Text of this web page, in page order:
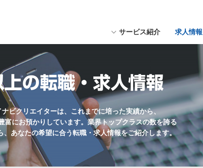
サービス紹介 求人情報
の転職・求人情報
ビクリエイターは、これまでに培った実績から、
富にお預かりしています。業界トップクラスの数を誇る
あなたの希望に合う転職・求人情報をご紹介します。
Webマーケター
Web編集・コンテンツ企画
ゲームプランナー
学歴不問
残業少なめ
海外勤務あり
英語を活かす
土日休み
は間にスペースを入れてください。